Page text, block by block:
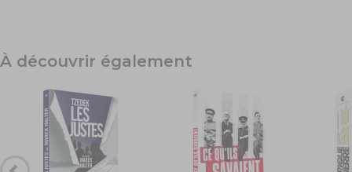
À découvrir également